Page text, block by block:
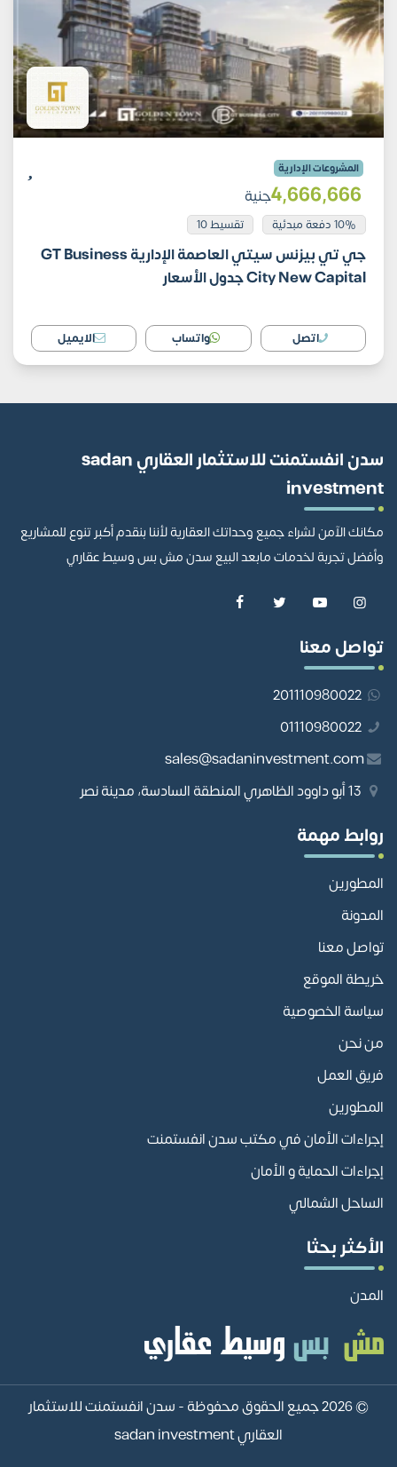
المشروعات الإدارية
4٬666٬666جنية
10% دفعة مبدئية تقسيط 10
جي تي بيزنس سيتي العاصمة الإدارية GT Business
City New Capital جدول الأسعار
اتصل واتساب الايميل
سدن انفستمنت للاستثمار العقاري sadan
investment
مكانك الآمن لشراء جميع وحداتك العقارية لأننا بنقدم أكبر تنوع للمشاريع
وأفضل تجربة لخدمات مابعد البيع سدن مش بس وسيط عقاري
تواصل معنا
201110980022
01110980022
sales@sadaninvestment.com
روابط مهمة
المطورين
المدونة
تواصل معنا
خريطة الموقع
سياسة الخصوصية
من نحن
فريق العمل
المطورين
إجراءات الأمان في مكتب سدن انفستمنت
إجراءات الحماية و الأمان
الساحل الشمالي
الأكثر بحثا
المدن
© 2026 جميع الحقوق محفوظة -
سدن انفستمنت للاستثمار
العقاري sadan investment